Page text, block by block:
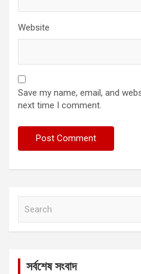
Website
Save my name, email, and
next time I comment.
সর্বশেষ সংবাদ